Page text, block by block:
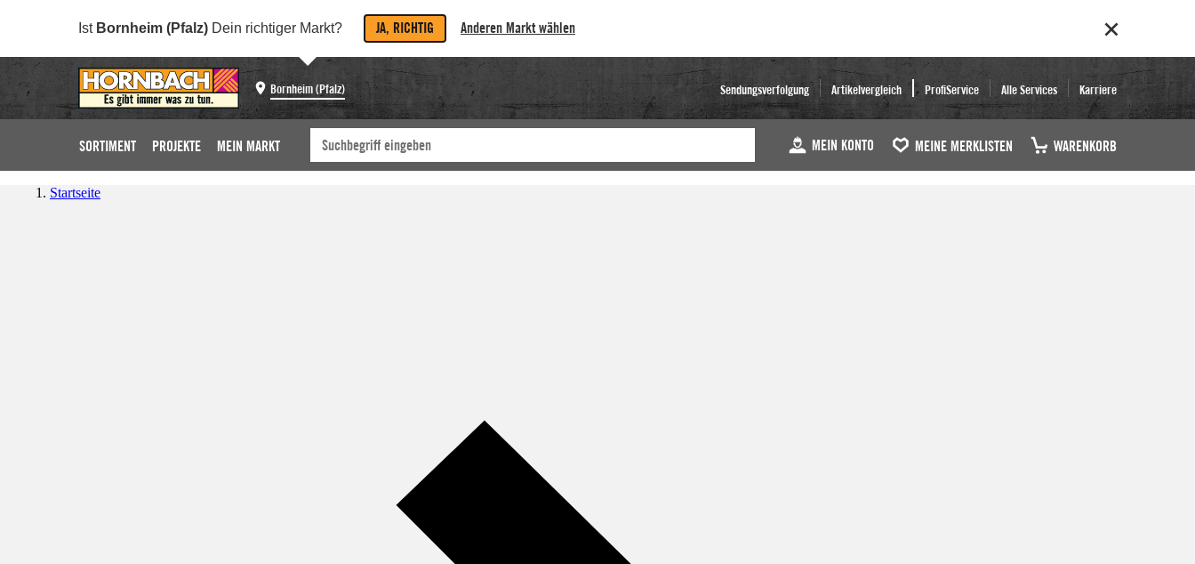
Ist Bornheim (Pfalz) Dein richtiger Markt? JA, RICHTIG Anderen Markt wählen
Bornheim (Pfalz) Sendungsverfolgung Artikelvergleich ProfiService Alle Services Karriere
SORTIMENT PROJEKTE MEIN MARKT MEIN KONTO MEINE MERKLISTEN WARENKORB
Startseite